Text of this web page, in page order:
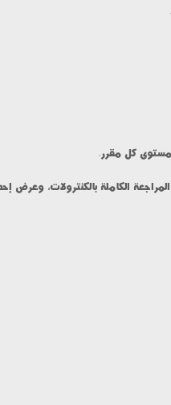
مستوى كل مقرر.
الكاملة بالكنترولات، وعرض